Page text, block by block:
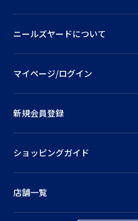
ニールズヤードについて
マイページ/ログイン
新規会員登録
ショッピングガイド
店舗一覧